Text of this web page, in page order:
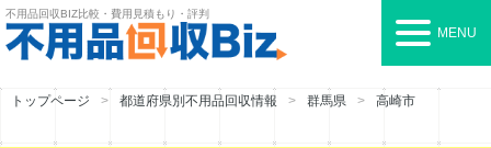
不用品回収BIZ比較・費用見積もり・評判
MENU
トップページ 都道府県別不用品回収情報 群馬県 高崎市